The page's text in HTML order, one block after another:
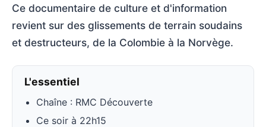
Ce documentaire de culture et d'information
revient sur des glissements de terrain soudains
et destructeurs, de la Colombie à la Norvège.
L'essentiel
Chaîne : RMC Découverte
Ce soir à 22h15